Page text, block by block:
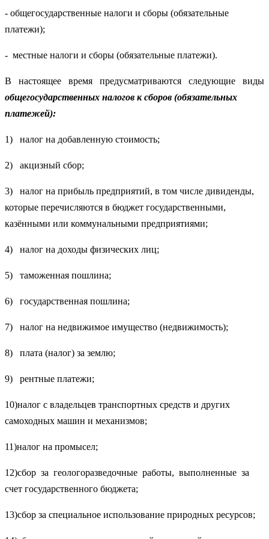
- общегосударственные налоги и сборы (обязательные
платежи);
- местные налоги и сборы (обязательные платежи).
В настоящее время предусматриваются следующие виды
общегосударственных налогов к сборов (обязательных
платежей):
1) налог на добавленную стоимость;
2) акцизный сбор;
3) налог на прибыль предприятий, в том числе дивиденды,
которые перечисляются в бюджет государственными,
казёнными или коммунальными предприятиями;
4) налог на доходы физических лиц;
5) таможенная пошлина;
6) государственная пошлина;
7) налог на недвижимое имущество (недвижимость);
8) плата (налог) за землю;
9) рентные платежи;
10)налог с владельцев транспортных средств и других
самоходных машин и механизмов;
11)налог на промысел;
12)сбор за геологоразведочные работы, выполненные за
счет государственного бюджета;
13)сбор за специальное использование природных ресурсов;